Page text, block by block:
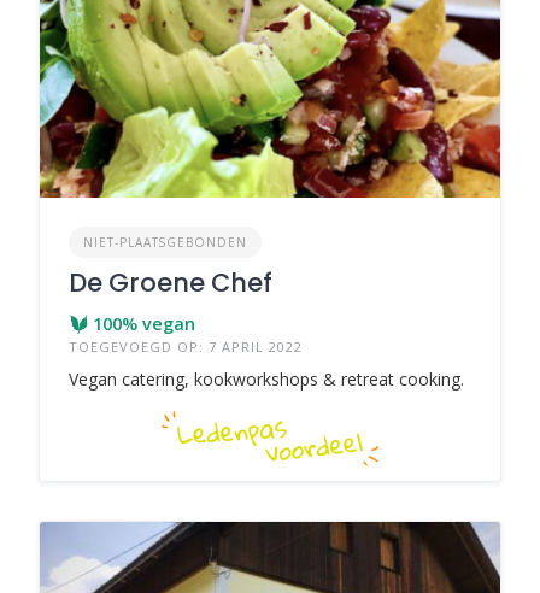
NIET-PLAATSGEBONDEN
De Groene Chef
100% vegan
TOEGEVOEGD OP: 7 APRIL 2022
Vegan catering, kookworkshops & retreat cooking.